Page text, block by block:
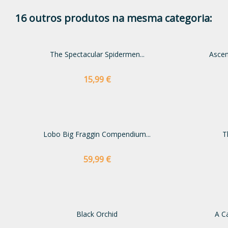
16 outros produtos na mesma categoria:
The Spectacular Spidermen...
Preço
15,99 €
Lobo Big Fraggin Compendium...
Preço
59,99 €
Black Orchid A